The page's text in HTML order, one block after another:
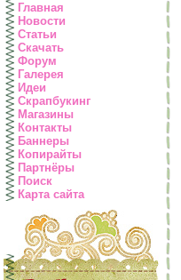
Главная
Новости
Статьи
Скачать
Форум
Галерея
Идеи
Скрапбукинг
Магазины
Контакты
Баннеры
Копирайты
Партнёры
Поиск
Карта сайта